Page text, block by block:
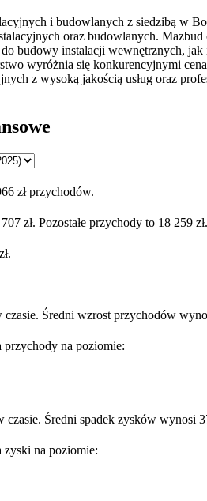
i budowlanych z siedzibą w
oraz budowlanych.
do budowy instalacji wewnętrznych,
wyróżnia się konkurencyjnymi
z wysoką jakością usług oraz
zł przychodów.
zł. Pozostałe przychody to 18 259 zł.
Średni wzrost przychodów
przychody na poziomie:
czasie. Średni spadek zysków wynosi
zyski na poziomie: